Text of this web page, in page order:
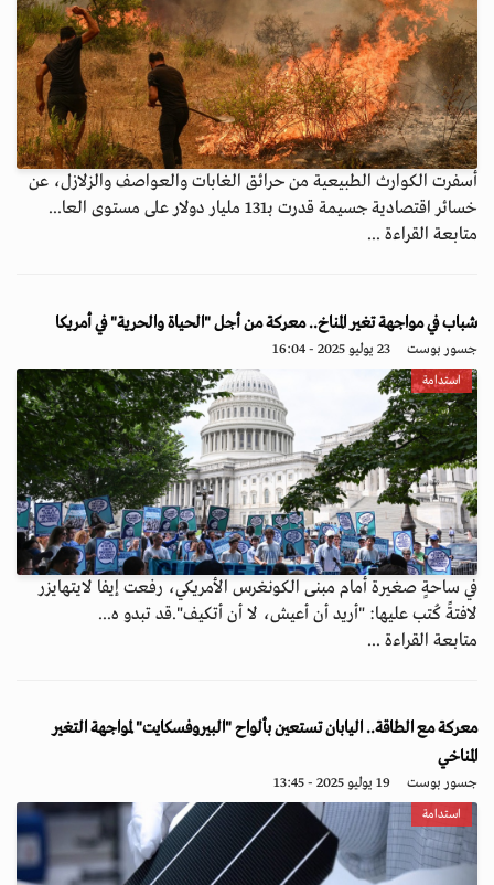
أسفرت الكوارث الطبيعية من حرائق الغابات والعواصف والزلازل، عن
خسائر اقتصادية جسيمة قدرت بـ131 مليار دولار على مستوى العا...
متابعة القراءة ...
شباب في مواجهة تغير المناخ.. معركة من أجل "الحياة والحرية" في أمريكا
جسور بوست 23 يوليو 2025 - 16:04
استدامة
في ساحةٍ صغيرة أمام مبنى الكونغرس الأمريكي، رفعت إيفا لايتهايزر
لافتةً كُتب عليها: "أريد أن أعيش، لا أن أتكيف".قد تبدو ه...
متابعة القراءة ...
معركة مع الطاقة.. اليابان تستعين بألواح "البيروفسكايت" لمواجهة التغير
المناخي
جسور بوست 19 يوليو 2025 - 13:45
استدامة